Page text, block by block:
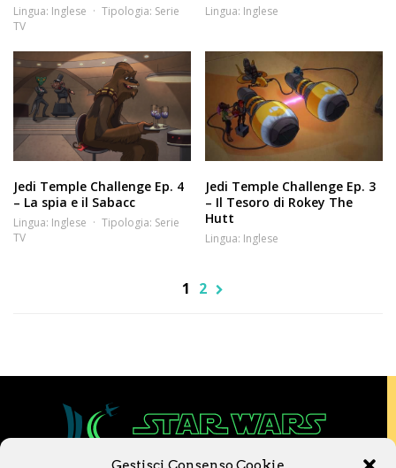
Lingua: Inglese Tipologia: Serie
TV
Lingua: Inglese
Jedi Temple Challenge Ep. 4
– La spia e il Sabacc
Lingua: Inglese Tipologia: Serie
TV
Jedi Temple Challenge Ep. 3
– Il Tesoro di Rokey The
Hutt
Lingua: Inglese
1 2